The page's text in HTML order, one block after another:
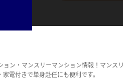
ン・マンスリーマンション情報！マン
電付きで単身赴任にも便利です。